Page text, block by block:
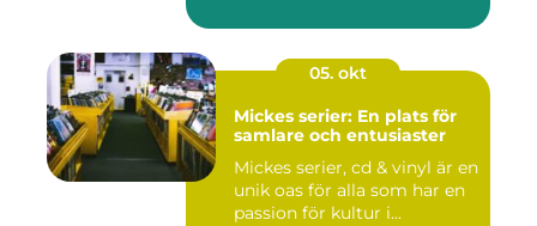
05. okt
Mickes serier: En plats för
samlare och entusiaster
Mickes serier, cd & vinyl är en
unik oas för alla som har en
passion för kultur i...